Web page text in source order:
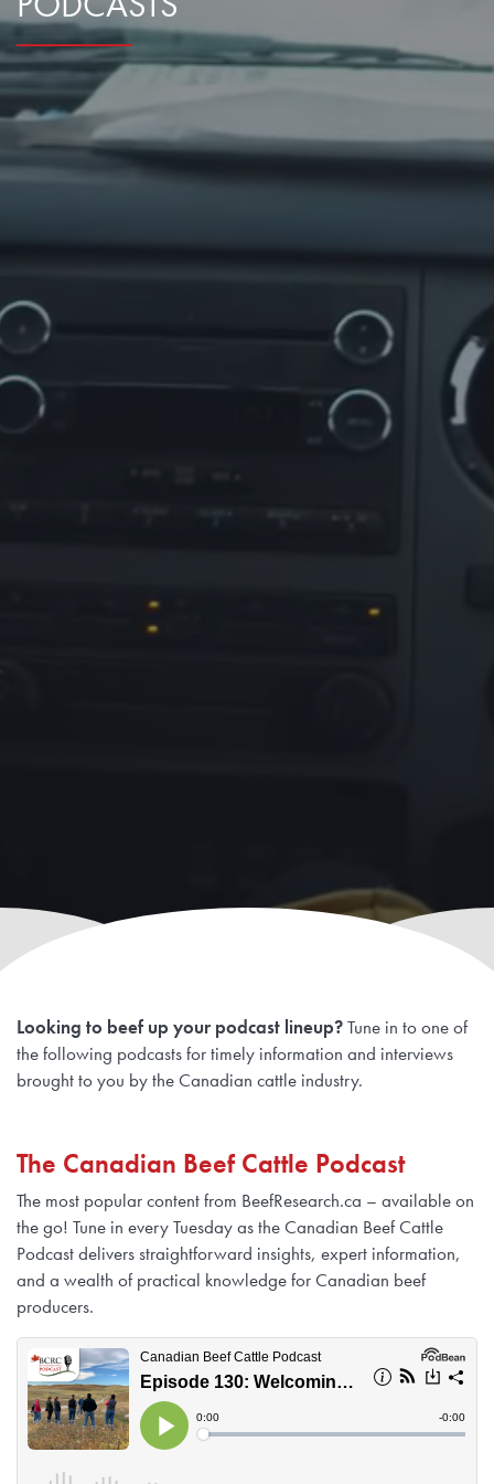
Looking to beef up your podcast lineup?Tune in to one of
the following podcasts for timely information and interviews
brought to you by the Canadian cattle industry.
The Canadian Beef Cattle Podcast
The most popular content from BeefResearch.ca – available on
the go! Tune in every Tuesday as the Canadian Beef Cattle
Podcast delivers straightforward insights, expert information,
and a wealth of practical knowledge for Canadian beef
producers.